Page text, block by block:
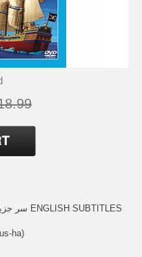
the secret of pirarte island سر جزيره القراصنه ENGLISH SUBTITLES
ha)